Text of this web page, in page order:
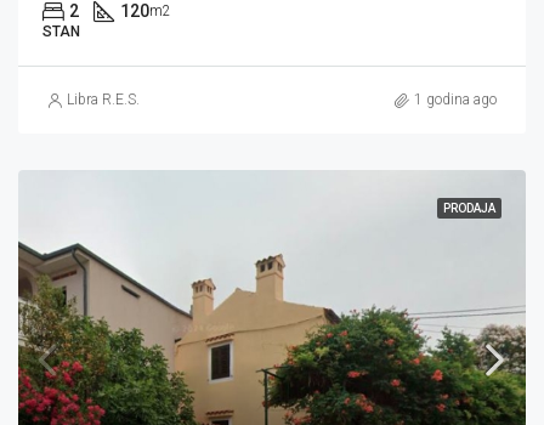
2 120m2
STAN
Libra R.E.S. 1 godina ago
PRODAJA